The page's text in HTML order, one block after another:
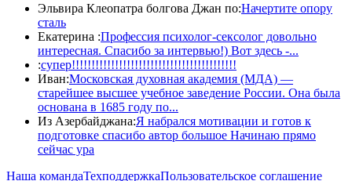
Эльвира Клеопатра болгова Джан по:Начертите опору
сталь
Екатерина :Профессия психолог-сексолог довольно
интересная. Спасибо за интервью!) Вот здесь -...
:супер!!!!!!!!!!!!!!!!!!!!!!!!!!!!!!!!!!!!!!!!!!
Иван:Московская духовная академия (МДА) —
старейшее высшее учебное заведение России. Она была
основана в 1685 году по...
Из Азербайджана:Я набрался мотивации и готов к
подготовке спасибо автор большое Начинаю прямо
сейчас ура
Наша командаТехподдержкаПользовательское соглашение